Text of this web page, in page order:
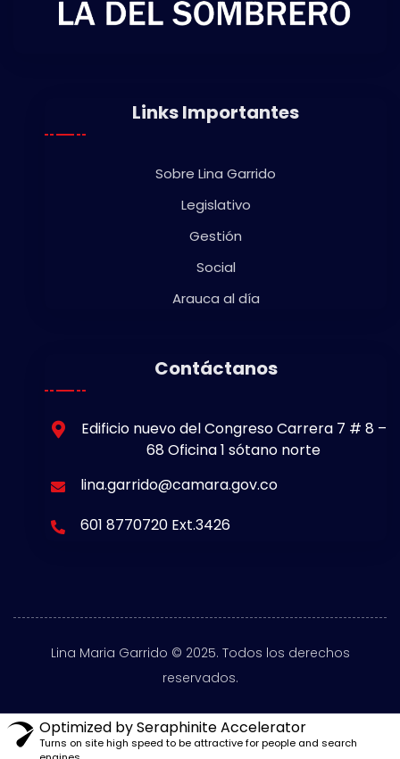
Links Importantes
Sobre Lina Garrido
Legislativo
Gestión
Social
Arauca al día
Contáctanos
Edificio nuevo del Congreso Carrera 7 # 8 –
68 Oficina 1 sótano norte
lina.garrido@camara.gov.co
601 8770720 Ext.3426
Lina Maria Garrido © 2025. Todos los derechos
reservados.
Optimized by Seraphinite Accelerator
Turns on site high speed to be attractive for people and search